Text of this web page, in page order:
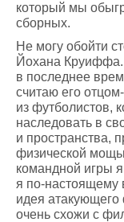
который мы
сборных.
Не могу обойти
Йохана Круиффа.
в последнее
считаю его
из футболистов,
наследовать в
и пространства,
физической
командной игры
я по-настоящему
идея
очень схожи с